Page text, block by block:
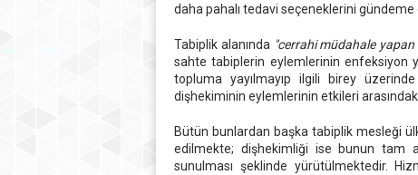
daha pahalı tedavi seçeneklerini
Tabiplik alanında "cerrahi müdahale
sahte tabiplerin eylemlerinin enfeksiyon
topluma yayılmayıp ilgili birey
dişhekiminin eylemlerinin etkileri
Bütün bunlardan başka tabiplik mesleği
edilmekte; dişhekimliği ise bunun tam
sunulması şeklinde yürütülmektedir.